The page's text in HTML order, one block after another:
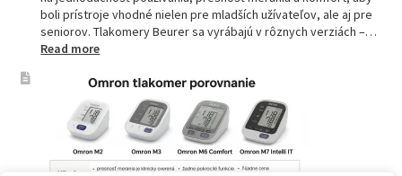
boli prístroje vhodné nielen pre mladších užívateľov, ale aj pre
seniorov. Tlakomery Beurer sa vyrábajú v rôznych verziách –…
Read more:
tlakomery
spoľahlivý
pomocník
pre
zdravie